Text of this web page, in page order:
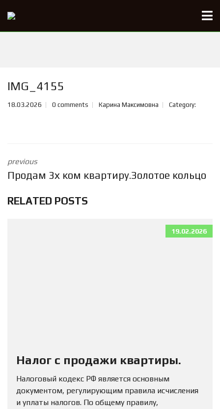
IMG_4155
18.03.2026 0 comments Карина Максимовна Category:
previous
Продам 3х ком квартиру.Золотое кольцо
RELATED POSTS
19.02.2026
Налог с продажи квартиры.
Налоговый кодекс РФ является основным
документом, регулирующим правила исчисления
и уплаты налогов. По общему правилу,